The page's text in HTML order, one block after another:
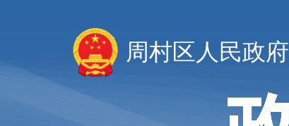
周村区人民政府